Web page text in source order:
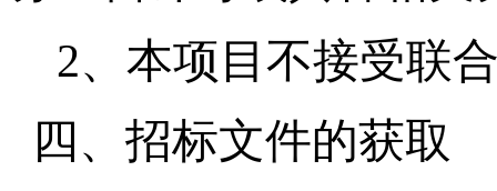
2、本项目不接受联
四、招标文件的获取